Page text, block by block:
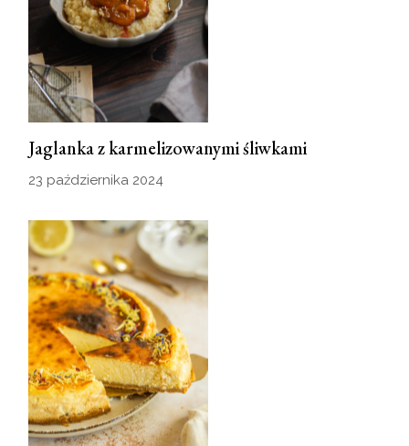
Jaglanka z karmelizowanymi śliwkami
23 października 2024